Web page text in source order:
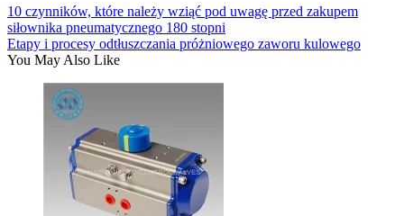
10 czynników, które należy wziąć pod uwagę przed zakupem
siłownika pneumatycznego 180 stopni
Etapy i procesy odtłuszczania próżniowego zaworu kulowego
You May Also Like